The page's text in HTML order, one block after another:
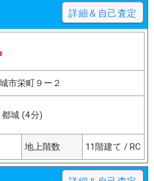
詳細＆自己査定
市栄町９ー２
城 (4分)
地上階数 11階建て / RC